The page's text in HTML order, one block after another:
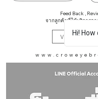
Feed Back ,
จากลูกค้าที่ใช้บริการจา
View More
Hi!